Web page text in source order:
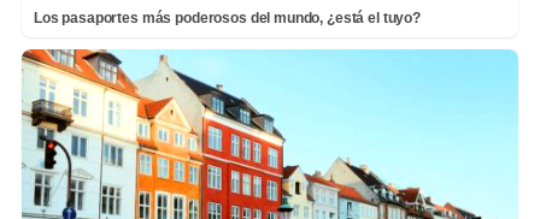
Los pasaportes más poderosos del mundo, ¿está el tuyo?